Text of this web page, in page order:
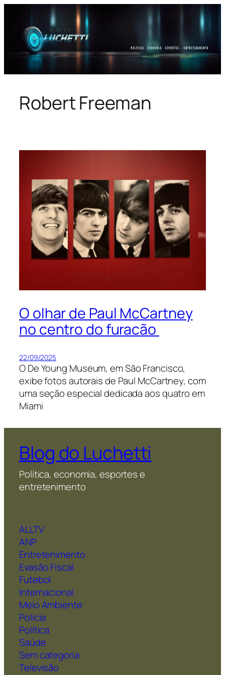
conteúdo
Robert Freeman
O olhar de Paul McCartney
no centro do furacão
22/09/2025
O De Young Museum, em São Francisco,
exibe fotos autorais de Paul McCartney, com
uma seção especial dedicada aos quatro em
Miami
Blog do Luchetti
Política, economia, esportes e
entretenimento
ALLTV
ANP
Entretenimento
Evasão Fiscal
Futebol
Internacional
Meio Ambiente
Polícia
Política
Saúde
Sem categoria
Televisão